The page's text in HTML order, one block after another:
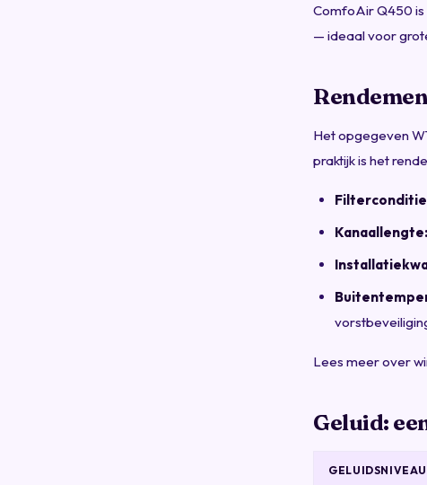
ComfoAir Q450 is
— ideaal voor
Het opgegeven
praktijk is het
Kanaallengte:
Lees meer over
Geluid:
GELUIDSNIVEAU